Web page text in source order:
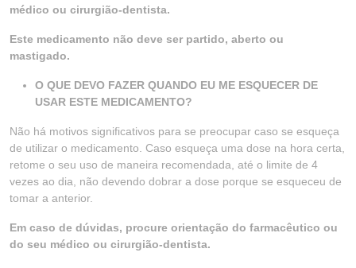
médico ou cirurgião-dentista.
Este medicamento não deve ser partido, aberto ou
mastigado.
O QUE DEVO FAZER QUANDO EU ME ESQUECER DE
USAR ESTE MEDICAMENTO?
Não há motivos significativos para se preocupar caso se esqueça
de utilizar o medicamento. Caso esqueça uma dose na hora certa,
retome o seu uso de maneira recomendada, até o limite de 4
vezes ao dia, não devendo dobrar a dose porque se esqueceu de
tomar a anterior.
Em caso de dúvidas, procure orientação do farmacêutico ou
do seu médico ou cirurgião-dentista.